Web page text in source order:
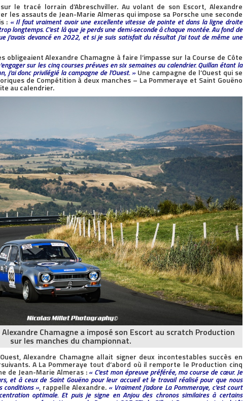
le tracé lorrain d’Abreschviller. Au volant de son Escort, Alexandre
les assauts de Jean-Marie Almeras qui impose sa Porsche une seconde
: « Il faut vraiment avoir une excellente vitesse de pointe et dans la ligne droite
longtemps. C’est là que je perds une demi-seconde à chaque montée. Au fond de
j’avais devancé en 2022, et si je suis satisfait du résultat j’ai tout de même une
obligeaient Alexandre Chamagne à faire l’impasse sur la Course de Côte
sur les cinq courses prévues en six semaines au calendrier. Quillan étant la
j’ai donc privilégié la campagne de l’Ouest. »Une campagne de l’Ouest qui se
de Compétition à deux manches – La Pommeraye et Saint Gouëno
au calendrier.
Chamagne a imposé son Escort au scratch Production
sur les manches du championnat.
Alexandre Chamagne allait signer deux incontestables succès en
A La Pommeraye tout d’abord où il remporte le Production cinq
de Jean-Marie Almeras :« C’est mon épreuve préférée, ma course de cœur. Je
et à ceux de Saint Gouëno pour leur accueil et le travail réalisé pour que nous
conditions », rappelle Alexandre. « Vraiment j’adore La Pommeraye, c’est court
optimale. Et puis je signe en Anjou des chronos similaires à certains